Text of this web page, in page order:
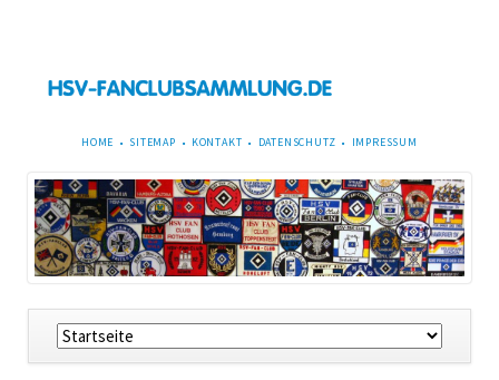
NAVIGATION
HOME SITEMAP KONTAKT DATENSCHUTZ IMPRESSUM
Navigation
überspringen